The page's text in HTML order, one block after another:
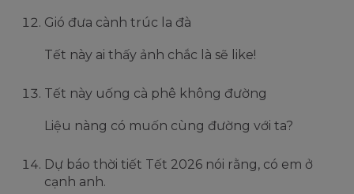
Gió đưa cành trúc la đà
Tết này ai thấy ảnh chắc là sẽ like!
Tết này uống cà phê không đường
Liệu nàng có muốn cùng đường với ta?
Dự báo thời tiết Tết 2026 nói rằng, có em ở
cạnh anh.